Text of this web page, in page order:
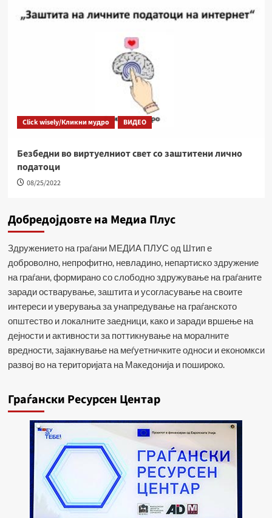
Click wisely/Кликни мудро ВИДЕО
Безбедни во виртуелниот свет со заштитени лично
податоци
08/25/2022
Добредојдовте на Медиа Плус
Здружението на граѓани МЕДИА ПЛУС од Штип е
доброволно, непрофитно, невладино, непартиско здружение
на граѓани, формирано со слободно здружување на граѓаните
заради остварување, заштита и усогласување на своите
интереси и уверувања за унапредување на граѓанското
општество и локалните заедници, како и заради вршење на
дејности и активности за поттикнување на моралните
вредности, зајакнување на меѓуетничките односи и економкси
развој во на територијата на Македонија и пошироко.
Граѓански Ресурсен Центар